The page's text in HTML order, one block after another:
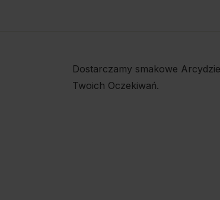
Dostarczamy smakowe
Twoich Oczekiwań.